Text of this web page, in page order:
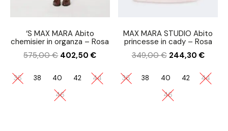
‘S MAX MARA Abito
chemisier in organza – Rosa
575,00€ 402,50€
36 38 40 42
44
46
MAX MARA STUDIO Abito
princesse in cady – Rosa
349,00€ 244,30€
36 38 40 42
44
46